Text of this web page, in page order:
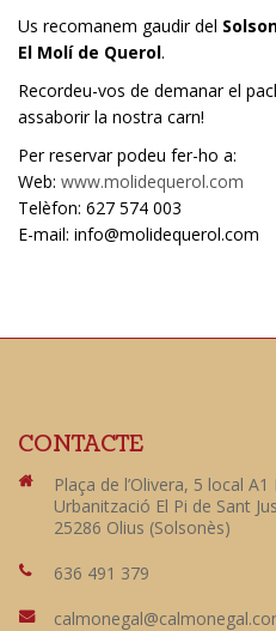
Us recomanem gaudir del
El Molí de Querol.
Recordeu-vos de demanar el
assaborir la nostra carn!
Per reservar podeu fer-ho a:
Web: www.molidequerol.com
Telèfon: 627 574 003
E-mail: info@molidequerol.com
CONTACTE
Plaça de l’Olivera, 5 local A1
Urbanització El Pi de Sant
25286 Olius (Solsonès)
636 491 379